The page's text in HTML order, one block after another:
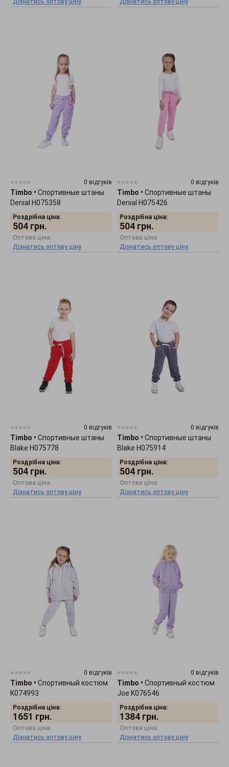
Дізнатись оптову ціну Дізнатись оптову ціну
0 відгуків
Timbo • Спортивные штаны
Denial H075358
Роздрібна ціна:
504 грн.
Оптова ціна:
Дізнатись оптову ціну
0 відгуків
Timbo • Спортивные штаны
Denial H075426
Роздрібна ціна:
504 грн.
Оптова ціна:
Дізнатись оптову ціну
0 відгуків
Timbo • Спортивные штаны
Blake H075778
Роздрібна ціна:
504 грн.
Оптова ціна:
Дізнатись оптову ціну
0 відгуків
Timbo • Спортивные штаны
Blake H075914
Роздрібна ціна:
504 грн.
Оптова ціна:
Дізнатись оптову ціну
0 відгуків
Timbo • Спортивный костюм
K074993
Роздрібна ціна:
1651 грн.
Оптова ціна:
Дізнатись оптову ціну
0 відгуків
Timbo • Спортивный костюм
Joe K076546
Роздрібна ціна:
1384 грн.
Оптова ціна:
Дізнатись оптову ціну